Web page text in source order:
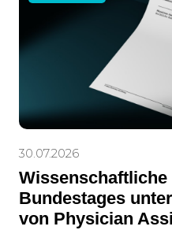
30.07.2026
Wissenschaftliche
Bundestages
von Physician